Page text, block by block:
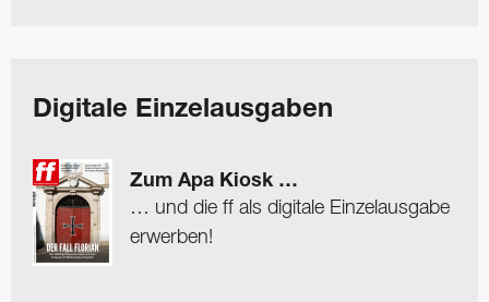
Digitale Einzelausgaben
Zum Apa Kiosk …
… und die ff als digitale Einzelausgabe
erwerben!